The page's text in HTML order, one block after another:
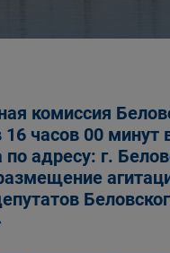
комиссия
16 часов 00
по адресу: г.